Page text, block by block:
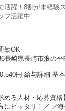
活躍！8割が未経験
フ活躍中
勤OK
長崎県長崎市浪の平
円 給与詳細 基
皆勤・家族手当金額
当金額：なし
める人材・応募資